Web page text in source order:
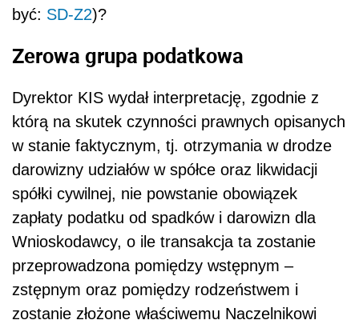
być: SD-Z2)?
Zerowa grupa podatkowa
Dyrektor KIS wydał interpretację, zgodnie z
którą na skutek czynności prawnych opisanych
w stanie faktycznym, tj. otrzymania w drodze
darowizny udziałów w spółce oraz likwidacji
spółki cywilnej, nie powstanie obowiązek
zapłaty podatku od spadków i darowizn dla
Wnioskodawcy, o ile transakcja ta zostanie
przeprowadzona pomiędzy wstępnym –
zstępnym oraz pomiędzy rodzeństwem i
zostanie złożone właściwemu Naczelnikowi